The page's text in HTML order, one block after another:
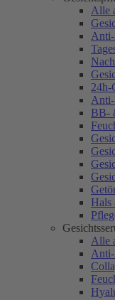
Alle
24h-
BB-
Hals
Alle
Anti-